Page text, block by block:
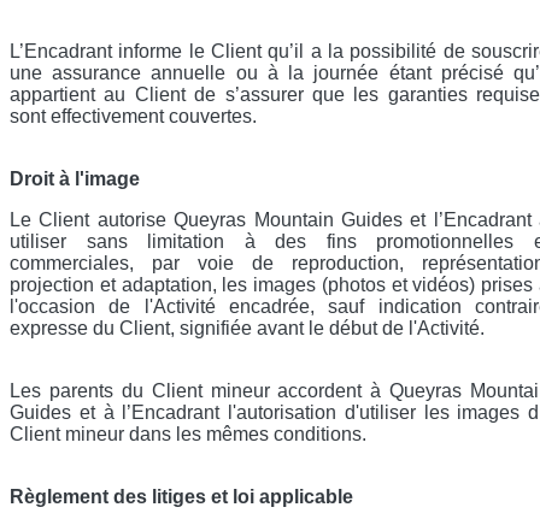
L’Encadrant informe le Client qu’il a la possibilité de
une assurance annuelle ou à la journée étant précisé
appartient au Client de s’assurer que les garanties
sont effectivement couvertes.
Droit à l'image
Le Client autorise Queyras Mountain Guides et l’Encadrant
utiliser sans limitation à des fins promotionnelles
commerciales, par voie de reproduction,
projection et adaptation, les images (photos et vidéos) prises
l'occasion de l'Activité encadrée, sauf indication
expresse du Client, signifiée avant le début de l'Activité.
Les parents du Client mineur accordent à Queyras
Guides et à l’Encadrant l'autorisation d'utiliser les images
Client mineur dans les mêmes conditions.
Règlement des litiges et loi applicable